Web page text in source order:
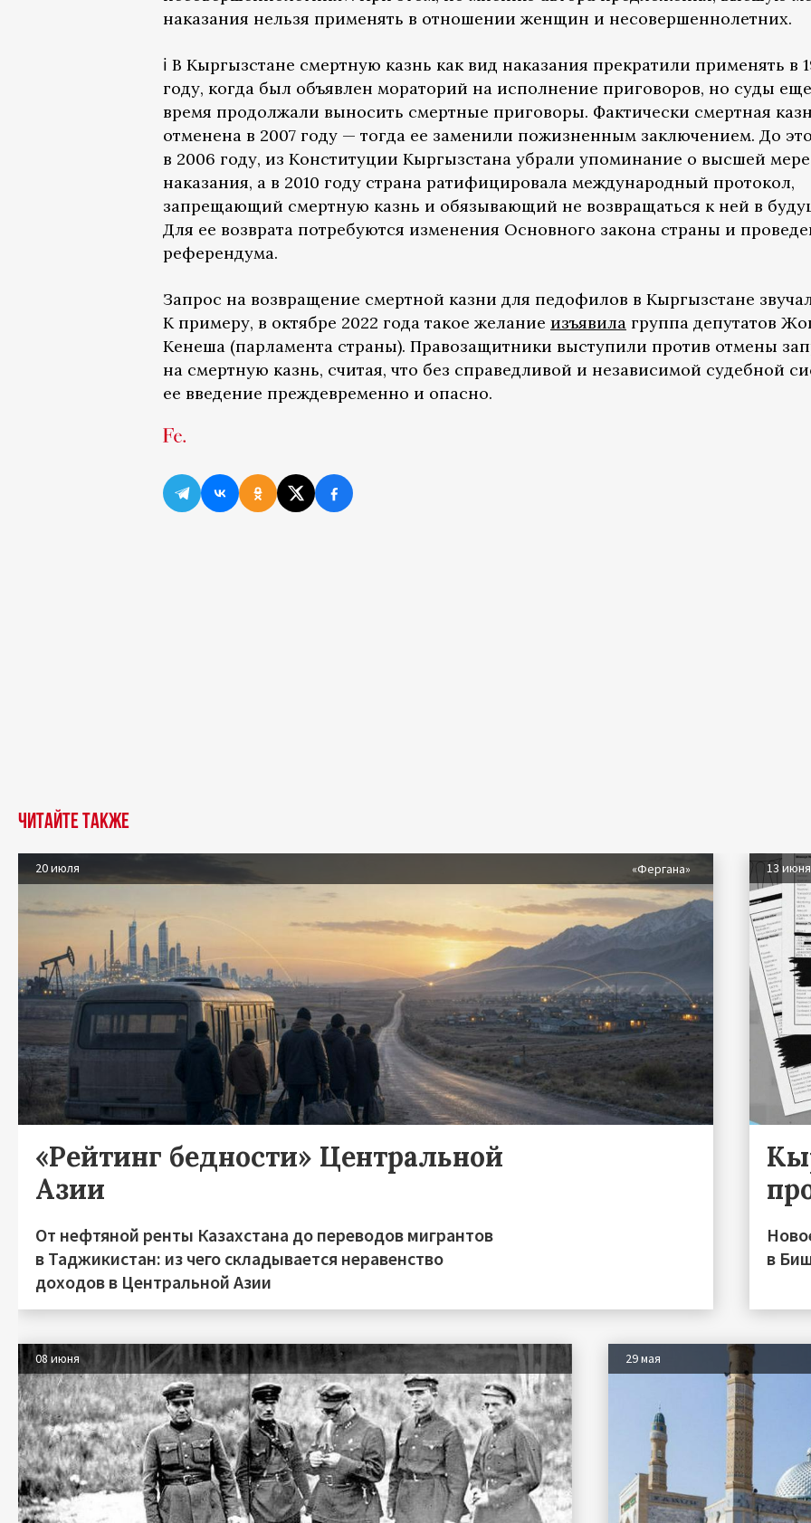
наказания нельзя применять в отношении женщин и несовершеннолетних.
ℹ️ В Кыргызстане смертную казнь как вид наказания прекратили применять в
году, когда был объявлен мораторий на исполнение приговоров, но суды
время продолжали выносить смертные приговоры. Фактически смертная
отменена в 2007 году — тогда ее заменили пожизненным заключением. До
в 2006 году, из Конституции Кыргызстана убрали упоминание о высшей мере
наказания, а в 2010 году страна ратифицировала международный протокол,
запрещающий смертную казнь и обязывающий не возвращаться к ней в
Для ее возврата потребуются изменения Основного закона страны и
референдума.
Запрос на возвращение смертной казни для педофилов в Кыргызстане
К примеру, в октябре 2022 года такое желание изъявила группа депутатов
Кенеша (парламента страны). Правозащитники выступили против отмены
на смертную казнь, считая, что без справедливой и независимой судебной
ее введение преждевременно и опасно.
Читайте также
20 июля «Фергана»
«Рейтинг бедности» Центральной
Азии
От нефтяной ренты Казахстана до переводов мигрантов
в Таджикистан: из чего складывается неравенство
доходов в Центральной Азии
13 июня
в
08 июня 29 мая